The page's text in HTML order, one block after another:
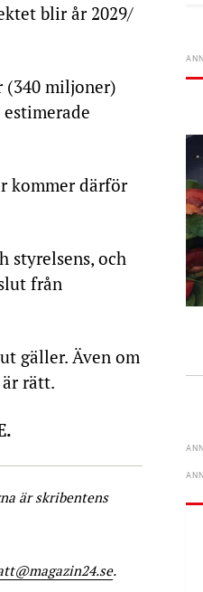
blir år 2029/
(340 miljoner)
kommer därför
styrelsens, och
från
gäller. Även om
rätt.
är skribentens
.